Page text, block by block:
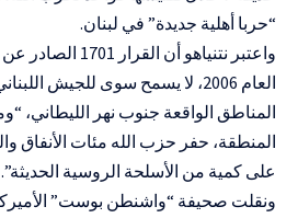
“حربا أهلية جديدة” في لبنان.
واعتبر نتنياهو أن
العام 2006، لا يسمح سوى للجيش
المناطق الواقعة جنوب نهر الليطاني،
المنطقة، حفر حزب الله مئات الأنفاق
على كمية من الأسلحة الروسية الحديثة”.
ونقلت صحيفة “واشنطن بوست”